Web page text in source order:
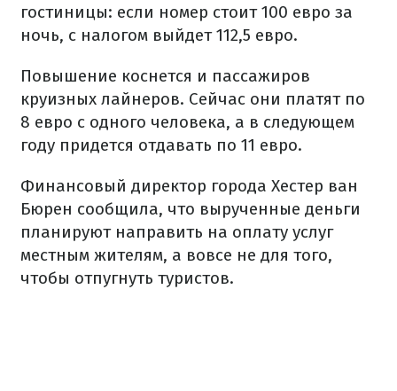
гостиницы: если номер стоит 100 евро за
ночь, с налогом выйдет 112,5 евро.
Повышение коснется и пассажиров
круизных лайнеров. Сейчас они платят по
8 евро с одного человека, а в следующем
году придется отдавать по 11 евро.
Финансовый директор города Хестер ван
Бюрен сообщила, что вырученные деньги
планируют направить на оплату услуг
местным жителям, а вовсе не для того,
чтобы отпугнуть туристов.